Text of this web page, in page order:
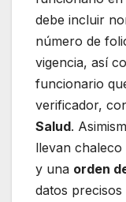
debe incluir
número de
vigencia, así
funcionario
verificador,
Salud.
llevan
y una orden
datos